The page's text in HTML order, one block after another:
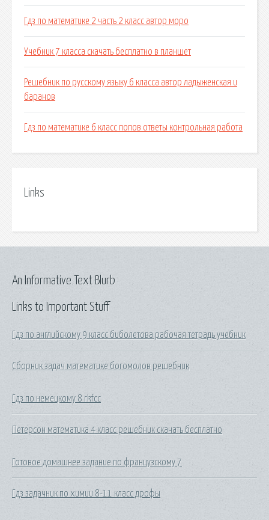
Гдз по математике 2 часть 2 класс автор моро
Учебник 7 класса скачать бесплатно в планшет
Решебник по русскому языку 6 класса автор ладыженская и
баранов
Гдз по математике 6 класс попов ответы контрольная работа
Links
Links to Important Stuff
Гдз по английскому 9 класс биболетова рабочая тетрадь учебник
Сборник задач математике богомолов решебник
Гдз по немецкому 8 rkfcc
Петерсон математика 4 класс решебник скачать бесплатно
Готовое домашнее задание по французскому 7
Гдз задачник по химии 8-11 класс дрофы
An Informative Text Blurb